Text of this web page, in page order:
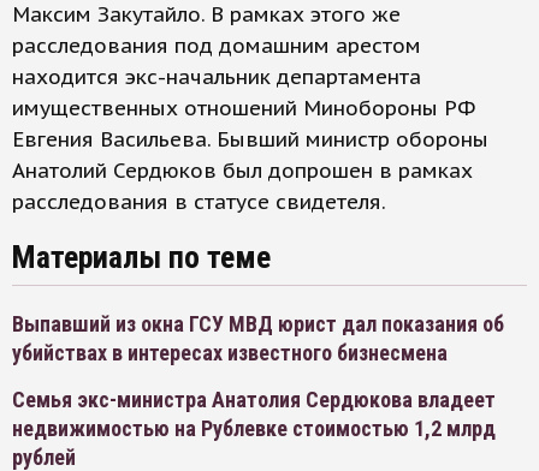
Максим Закутайло. В рамках этого же
расследования под домашним арестом
находится экс-начальник департамента
имущественных отношений Минобороны РФ
Евгения Васильева. Бывший министр обороны
Анатолий Сердюков был допрошен в рамках
расследования в статусе свидетеля.
Материалы по теме
Выпавший из окна ГСУ МВД юрист дал показания об
убийствах в интересах известного бизнесмена
Семья экс-министра Анатолия Сердюкова владеет
недвижимостью на Рублевке стоимостью 1,2 млрд
рублей